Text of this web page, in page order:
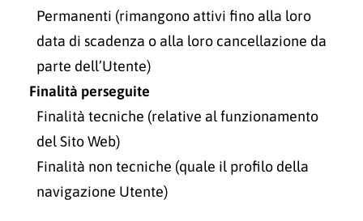
Permanenti (rimangono attivi fino alla loro
data di scadenza o alla loro cancellazione da
parte dell’Utente)
Finalità perseguite
Finalità tecniche (relative al funzionamento
del Sito Web)
Finalità non tecniche (quale il profilo della
navigazione Utente)